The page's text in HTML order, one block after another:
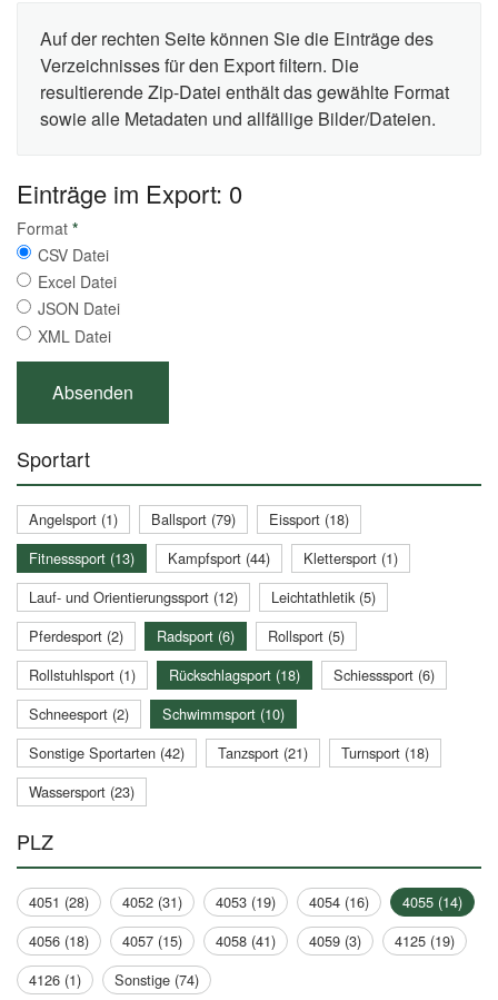
Auf der rechten Seite können Sie die Einträge des
Verzeichnisses für den Export filtern. Die
resultierende Zip-Datei enthält das gewählte Format
sowie alle Metadaten und allfällige Bilder/Dateien.
Einträge im Export: 0
Format *
CSV Datei
Excel Datei
JSON Datei
XML Datei
Sportart
Angelsport (1) Ballsport (79)
Eissport (18)
Fitnesssport (13)
Kampfsport (44)
Klettersport (1)
Lauf- und Orientierungssport (12)
Leichtathletik (5)
Pferdesport (2)
Radsport (6)
Rollsport (5)
Rollstuhlsport (1)
Rückschlagsport (18)
Schiesssport (6)
Schneesport (2)
Schwimmsport (10)
Sonstige Sportarten (42)
Tanzsport (21)
Turnsport (18)
Wassersport (23)
PLZ
4051 (28) 4052 (31) 4053 (19) 4054 (16)
4055 (14)
4056 (18)
4057 (15) 4058 (41) 4059 (3)
4125 (19)
4126 (1)
Sonstige (74)